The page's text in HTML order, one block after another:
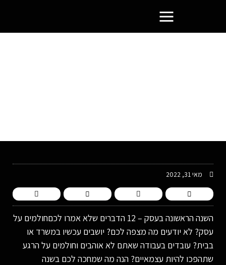
מאי 31, 2022
השנה הראשונה בעסק – 12 הדברים שלא אמרו לכםחולמים על
עסק? לא יודעים מה מצפה לכם? יושבים עכשיו במשרד או
בבית? עובדים בעבודה שאתם לא אוהבים וחולמים על הרגע
שתהפכו להיות עצמאיים? הנה מה שמחכה לכם בשנה